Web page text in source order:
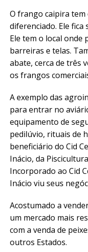
O frango caipira
diferenciado. Ele
Ele tem o local onde
barreiras e telas.
abate, cerca de três
os frangos
A exemplo das
para entrar no
equipamento de
pedilúvio, rituais de
beneficiário do Cid
Inácio, da
Incorporado ao Cid
Inácio viu seus
Acostumado a
um mercado mais
com a venda de
outros Estados.